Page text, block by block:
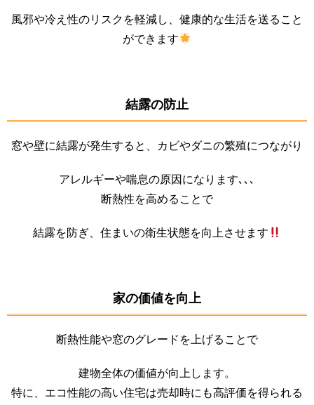
風邪や冷え性のリスクを軽減し、健康的な生活を送ること
ができます
結露の防止
窓や壁に結露が発生すると、カビやダニの繁殖につながり
アレルギーや喘息の原因になります､､､
断熱性を高めることで
結露を防ぎ、住まいの衛生状態を向上させます
家の価値を向上
断熱性能や窓のグレードを上げることで
建物全体の価値が向上します。
特に、エコ性能の高い住宅は売却時にも高評価を得られる